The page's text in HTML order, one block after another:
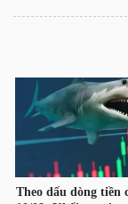
HÀNG
HÓA
KINH